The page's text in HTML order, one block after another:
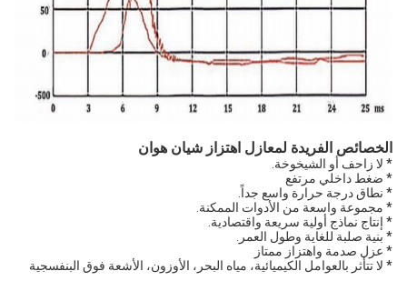
الخصائص الفريدة لمعازل اهتزاز شيان هوان
* لا زاحف أو الشيخوخة.
* ضغط داخلي مرتفع
* نطاق درجة حرارة واسع جداً.
* مجموعة واسعة من الأدوات الممكنة.
* إنتاج نماذج أولية سريعة واقتصادية.
* بنية صلبة للغاية وطول العمر.
* عزل صدمة واهتزاز ممتاز
* لا تتأثر بالعوامل الكيميائية، مياه البحر، الأوزون، الأشعة فوق البنفسجية